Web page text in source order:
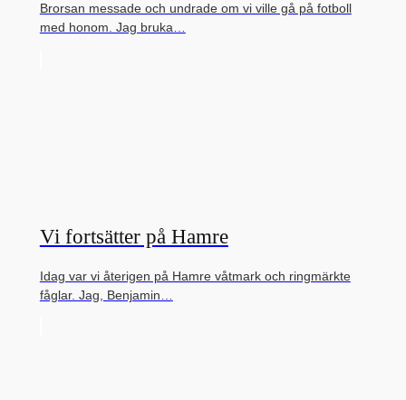
Brorsan messade och undrade om vi ville gå på fotboll
med honom. Jag bruka…
Vi fortsätter på Hamre
Idag var vi återigen på Hamre våtmark och ringmärkte
fåglar. Jag, Benjamin…